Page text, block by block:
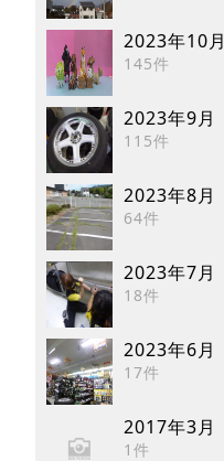
2023年10月
145件
2023年9月
115件
2023年8月
64件
2023年7月
18件
2023年6月
17件
2017年3月
1件